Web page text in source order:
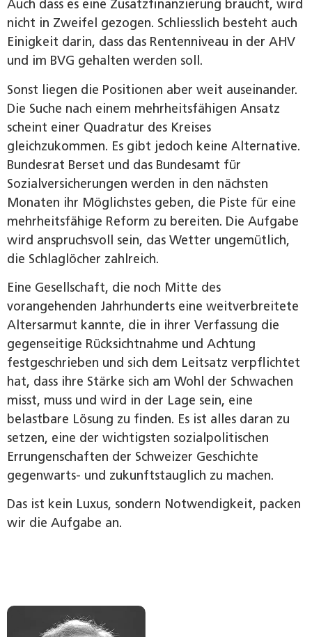
Auch dass es eine Zusatzfinanzierung braucht, wird
nicht in Zweifel gezogen. Schliesslich besteht auch
Einigkeit darin, dass das Rentenniveau in der AHV
und im BVG gehalten werden soll.
Sonst liegen die Positionen aber weit auseinander.
Die Suche nach einem mehrheitsfähigen Ansatz
scheint einer Quadratur des Kreises
gleichzukommen. Es gibt jedoch keine Alternative.
Bundesrat Berset und das Bundesamt für
Sozialversicherungen werden in den nächsten
Monaten ihr Möglichstes geben, die Piste für eine
mehrheitsfähige Reform zu bereiten. Die Aufgabe
wird anspruchsvoll sein, das Wetter ungemütlich,
die Schlaglöcher zahlreich.
Eine Gesellschaft, die noch Mitte des
vorangehenden Jahrhunderts eine weitverbreitete
Altersarmut kannte, die in ihrer Verfassung die
gegenseitige Rücksichtnahme und Achtung
festgeschrieben und sich dem Leitsatz verpflichtet
hat, dass ihre Stärke sich am Wohl der Schwachen
misst, muss und wird in der Lage sein, eine
belastbare Lösung zu finden. Es ist alles daran zu
setzen, eine der wichtigsten sozialpolitischen
Errungenschaften der Schweizer Geschichte
gegenwarts- und zukunftstauglich zu machen.
Das ist kein Luxus, sondern Notwendigkeit, packen
wir die Aufgabe an.